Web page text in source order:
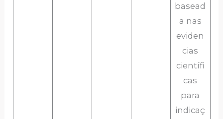
basead
a nas
eviden
cias
científi
cas
para
indicaç